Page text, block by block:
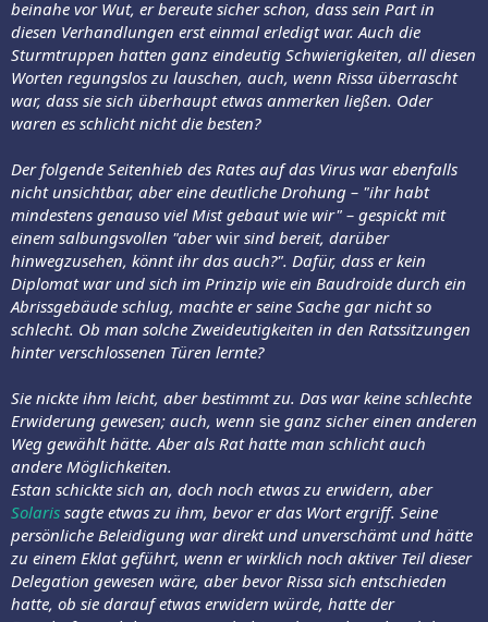
beinahe vor Wut, er bereute sicher schon, dass sein Part in
diesen Verhandlungen erst einmal erledigt war. Auch die
Sturmtruppen hatten ganz eindeutig Schwierigkeiten, all diesen
Worten regungslos zu lauschen, auch, wenn Rissa überrascht
war, dass sie sich überhaupt etwas anmerken ließen. Oder
waren es schlicht nicht die besten?
Der folgende Seitenhieb des Rates auf das Virus war ebenfalls
nicht unsichtbar, aber eine deutliche Drohung – "ihr habt
mindestens genauso viel Mist gebaut wie wir" – gespickt mit
einem salbungsvollen "aberwir sind bereit, darüber
hinwegzusehen, könnt ihr das auch?". Dafür, dass er kein
Diplomat war und sich im Prinzip wie ein Baudroide durch ein
Abrissgebäude schlug, machte er seine Sache gar nicht so
schlecht. Ob man solche Zweideutigkeiten in den Ratssitzungen
hinter verschlossenen Türen lernte?
Sie nickte ihm leicht, aber bestimmt zu. Das war keine schlechte
Erwiderung gewesen; auch, wenn sie ganz sicher einen anderen
Weg gewählt hätte. Aber als Rat hatte man schlicht auch
andere Möglichkeiten.
Estan schickte sich an, doch noch etwas zu erwidern, aber
Solaris sagte etwas zu ihm, bevor er das Wort ergriff. Seine
persönliche Beleidigung war direkt und unverschämt und hätte
zu einem Eklat geführt, wenn er wirklich noch aktiver Teil dieser
Delegation gewesen wäre, aber bevor Rissa sich entschieden
hatte, ob sie darauf etwas erwidern würde, hatte der